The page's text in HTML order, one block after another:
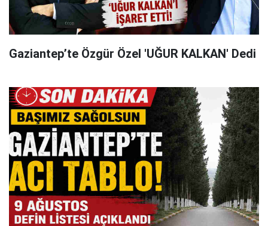
Gaziantep’te Özgür Özel 'UĞUR KALKAN' Dedi